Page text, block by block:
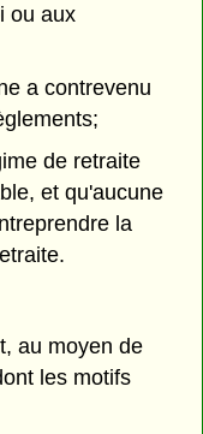
ou aux
a contrevenu
de retraite
et qu'aucune
la
au moyen de
les motifs